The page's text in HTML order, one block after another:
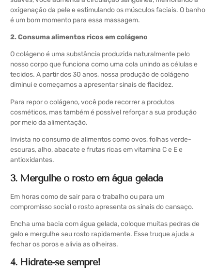
oxigenação da pele e estimulando os músculos faciais. O banho
é um bom momento para essa massagem.
2. Consuma alimentos ricos em colágeno
O colágeno é uma substância produzida naturalmente pelo
nosso corpo que funciona como uma cola unindo as células e
tecidos. A partir dos 30 anos, nossa produção de colágeno
diminui e começamos a apresentar sinais de flacidez.
Para repor o colágeno, você pode recorrer a produtos
cosméticos, mas também é possível reforçar a sua produção
por meio da alimentação.
Invista no consumo de alimentos como ovos, folhas verde-
escuras, alho, abacate e frutas ricas em vitamina C e E e
antioxidantes.
3. Mergulhe o rosto em água gelada
Em horas como de sair para o trabalho ou para um
compromisso social o rosto apresenta os sinais do cansaço.
Encha uma bacia com água gelada, coloque muitas pedras de
gelo e mergulhe seu rosto rapidamente. Esse truque ajuda a
fechar os poros e alivia as olheiras.
4. Hidrate-se sempre!